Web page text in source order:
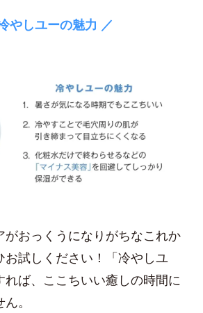
やしユーの魅力 ／
がおっくうになりがちなこれか
お試しください！「冷やしユ
れば、ここちいい癒しの時間に
。